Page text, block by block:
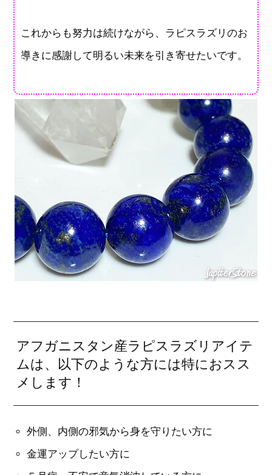
これからも努力は続けながら、ラピスラズリのお
導きに感謝して明るい未来を引き寄せたいです。
アフガニスタン産ラピスラズリアイテ
ムは、以下のような方には特におスス
メします！
外側、内側の邪気から身を守りたい方に
金運アップしたい方に